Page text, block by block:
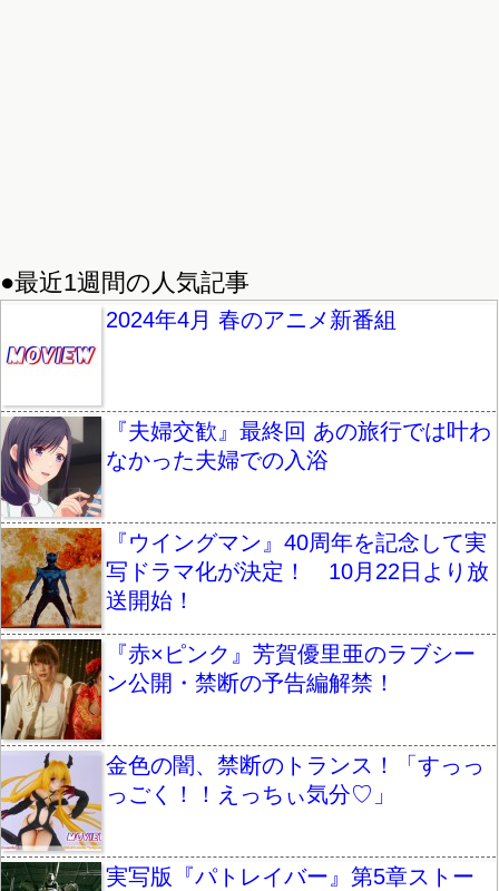
●最近1週間の人気記事
2024年4月 春のアニメ新番組
『夫婦交歓』最終回 あの旅行では叶わ
なかった夫婦での入浴
『ウイングマン』40周年を記念して実
写ドラマ化が決定！ 10月22日より放
送開始！
『赤×ピンク』芳賀優里亜のラブシー
ン公開・禁断の予告編解禁！
金色の闇、禁断のトランス！「すっっ
っごく！！えっちぃ気分♡」
実写版『パトレイバー』第5章ストー